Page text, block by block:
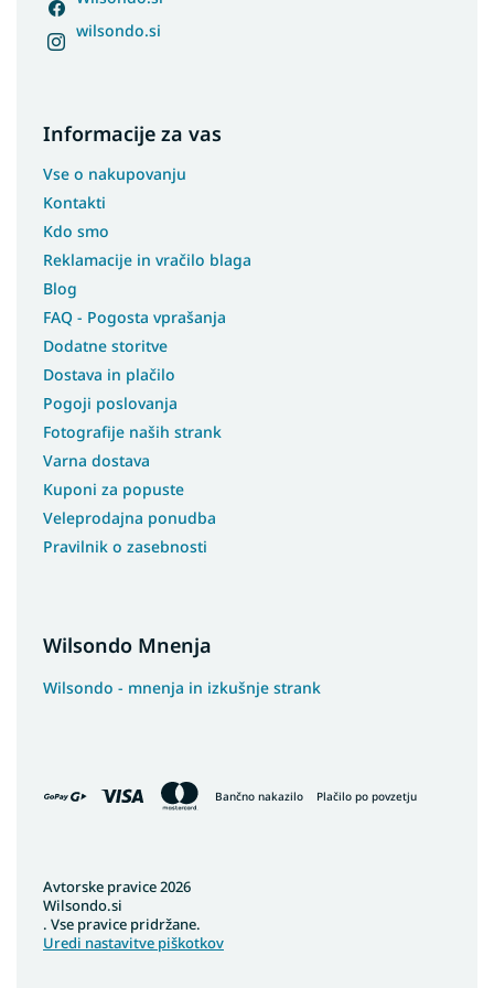
wilsondo.si
Informacije za vas
Vse o nakupovanju
Kontakti
Kdo smo
Reklamacije in vračilo blaga
Blog
FAQ - Pogosta vprašanja
Dodatne storitve
Dostava in plačilo
Pogoji poslovanja
Fotografije naših strank
Varna dostava
Kuponi za popuste
Veleprodajna ponudba
Pravilnik o zasebnosti
Wilsondo Mnenja
Wilsondo - mnenja in izkušnje strank
Bančno nakazilo Plačilo po povzetju
Avtorske pravice 2026
Wilsondo.si
. Vse pravice pridržane.
Uredi nastavitve piškotkov